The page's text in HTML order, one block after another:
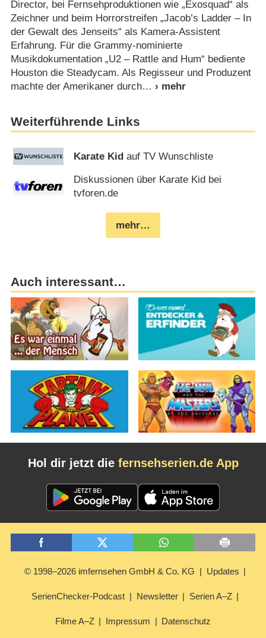
Director, bei Fernsehproduktionen wie „Exosquad“ als
Zeichner und beim Horrorstreifen „Jacob’s Ladder – In
der Gewalt des Jenseits“ als Kamera-Assistent
Erfahrung. Für die Grammy-nominierte
Musikdokumentation „U2 – Rattle and Hum“ bediente
Houston die Steadycam. Als Regisseur und Produzent
machte der Amerikaner durch
Weiterführende Links
Karate Kid auf TV Wunschliste
Diskussionen über Karate Kid bei
tvforen.de
mehr…
Auch interessant…
Hol dir jetzt die fernsehserien.de App
© 1998–2026 imfernsehen GmbH & Co. KG Updates
SerienChecker-Podcast Newsletter Serien A–Z
Filme A–Z Impressum Datenschutz